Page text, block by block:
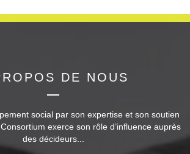
DE NOUS
social par son expertise et son soutien
exerce son rôle d’influence auprès
des décideurs...